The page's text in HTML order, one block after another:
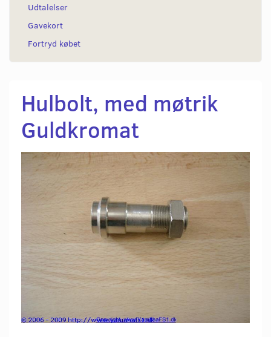
Udtalelser
Gavekort
Fortryd købet
Hulbolt, med møtrik
Guldkromat